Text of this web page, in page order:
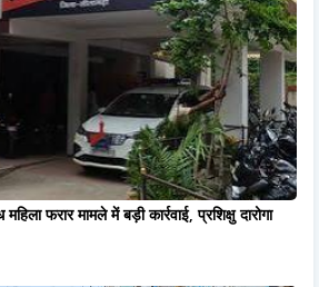
फरार मामले में बड़ी कार्रवाई, प्रशिक्षु दारोगा